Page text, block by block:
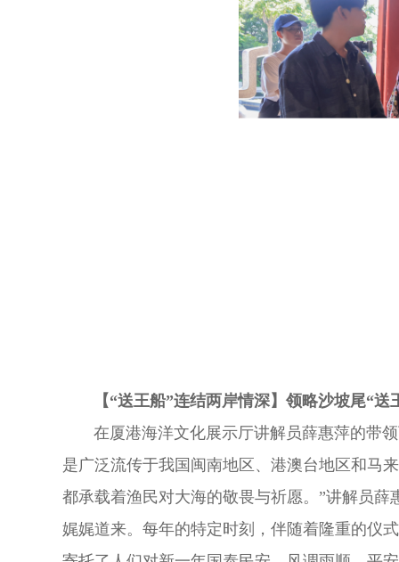
【“送王船”连结两岸情深】 领略沙坡尾“送
在厦港海洋文化展示厅讲解员薛惠萍的带
是广泛流传于我国闽南地区、港澳台地区和马
都承载着渔民对大海的敬畏与祈愿。”讲解员
娓娓道来。每年的特定时刻，伴随着隆重的仪